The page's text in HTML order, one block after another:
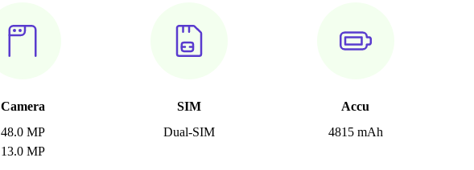
Camera
48.0 MP
13.0 MP
SIM
Dual-SIM
Accu
4815 mAh